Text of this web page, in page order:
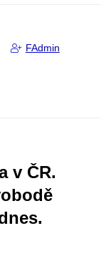
FAdmin
v ČR.